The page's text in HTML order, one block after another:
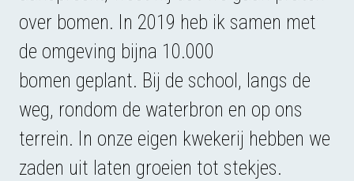
over bomen. In 2019 heb ik samen met
de omgeving bijna 10.000
bomen geplant. Bij de school, langs de
weg, rondom de waterbron en op ons
terrein. In onze eigen kwekerij hebben we
zaden uit laten groeien tot stekjes.